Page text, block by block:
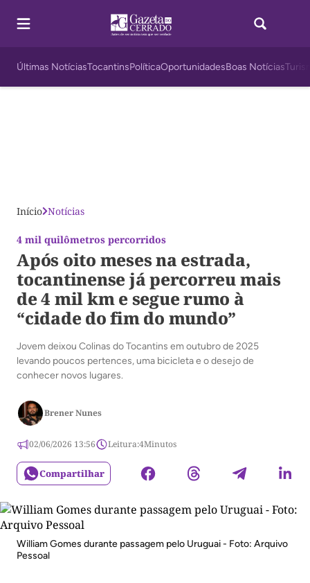
Últimas NotíciasTocantinsPolíticaOportunidadesBoas Notícias
Início Notícias
4 mil quilômetros percorridos
Após oito meses na estrada,
tocantinense já percorreu mais
de 4 mil km e segue rumo à
“cidade do fim do mundo”
Jovem deixou Colinas do Tocantins em outubro de 2025
levando poucos pertences, uma bicicleta e o desejo de
conhecer novos lugares.
Brener Nunes
02/06/2026 13:56 Leitura:4Minutos
Compartilhar
William Gomes durante passagem pelo Uruguai - Foto: Arquivo
Pessoal